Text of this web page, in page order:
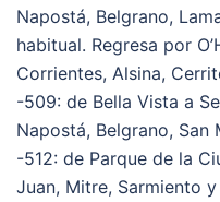
Napostá, Belgrano,
habitual. Regresa por
Corrientes, Alsina,
-509: de Bella Vista a
Napostá, Belgrano,
-512: de Parque de la
Juan, Mitre, Sarmiento